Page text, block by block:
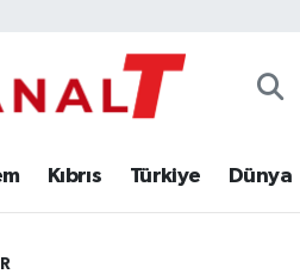
Kıbrıs Türkiye Dünya